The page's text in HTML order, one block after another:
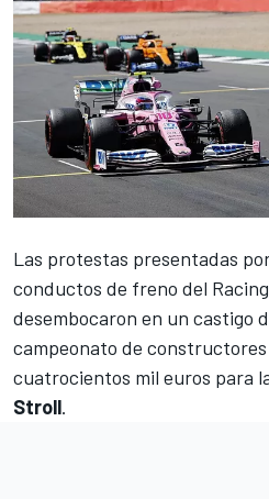
Las protestas presentadas
conductos de freno del
desembocaron en un castigo
campeonato de
cuatrocientos mil euros para
Stroll.